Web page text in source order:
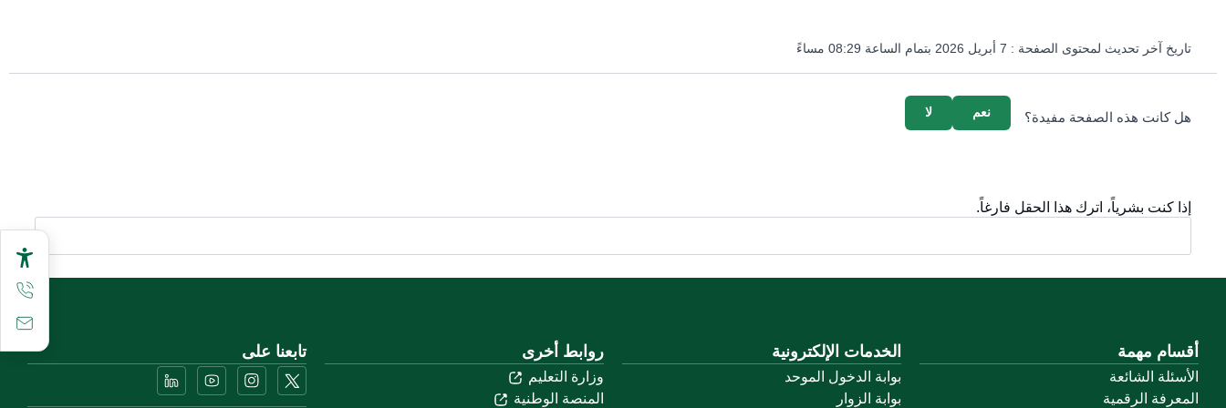
تاريخ آخر تحديث لمحتوى الصفحة : 7 أبريل 2026 بتمام الساعة 08:29 مساءً
هل كانت هذه الصفحة مفيدة؟ لا نعم
إذا كنت بشرياً، اترك هذا الحقل فارغاً.
أقسام مهمة
الأسئلة الشائعة
المعرفة الرقمية
الخدمات الإلكترونية
بوابة الدخول الموحد
بوابة الزوار
روابط أخرى
وزارة التعليم
المنصة الوطنية
تابعنا على